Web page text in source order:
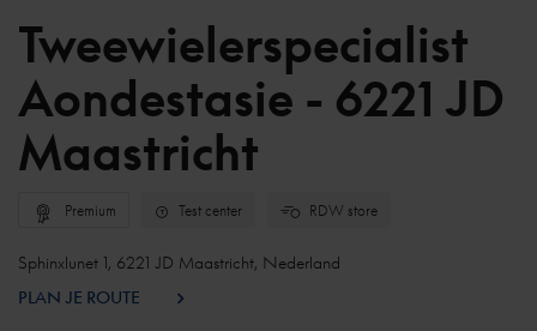
Tweewielerspecialist
Aondestasie - 6221 JD
Maastricht
Premium Test center RDW store
Sphinxlunet 1, 6221 JD Maastricht, Nederland
PLAN JE ROUTE